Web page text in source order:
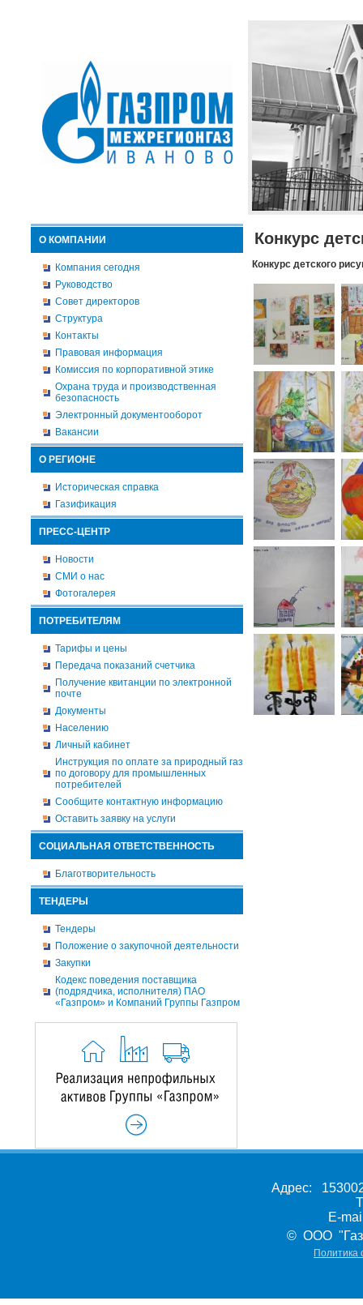
О КОМПАНИИ
Компания сегодня
Руководство
Совет директоров
Структура
Контакты
Правовая информация
Комиссия по корпоративной этике
Охрана труда и производственная
безопасность
Электронный документооборот
Вакансии
О РЕГИОНЕ
Историческая справка
Газификация
ПРЕСС-ЦЕНТР
Новости
СМИ о нас
Фотогалерея
ПОТРЕБИТЕЛЯМ
Тарифы и цены
Передача показаний счетчика
Получение квитанции по электронной
почте
Документы
Населению
Личный кабинет
Инструкция по оплате за природный газ
по договору для промышленных
потребителей
Сообщите контактную информацию
Оставить заявку на услуги
СОЦИАЛЬНАЯ ОТВЕТСТВЕННОСТЬ
Благотворительность
ТЕНДЕРЫ
Тендеры
Положение о закупочной деятельности
Закупки
Кодекс поведения поставщика
(подрядчика, исполнителя) ПАО
«Газпром» и Компаний Группы Газпром
Конкурс
Конкурс детского
Адрес:
E-
© ООО
Политика